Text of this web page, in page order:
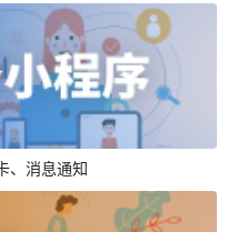
、消息通知